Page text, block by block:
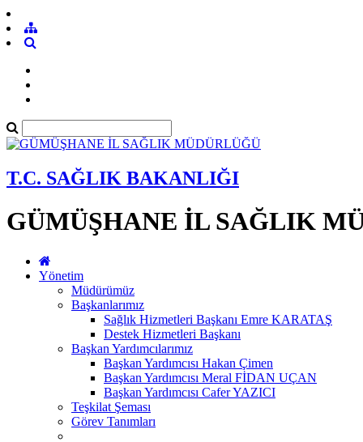
T.C. SAĞLIK BAKANLIĞI
GÜMÜŞHANE İL SAĞLIK
Yönetim
Müdürümüz
Başkanlarımız
Sağlık Hizmetleri Başkanı Emre KARATAŞ
Destek Hizmetleri Başkanı
Başkan Yardımcılarımız
Başkan Yardımcısı Hakan Çimen
Başkan Yardımcısı Meral FİDAN UÇAN
Başkan Yardımcısı Cafer YAZICI
Teşkilat Şeması
Görev Tanımları